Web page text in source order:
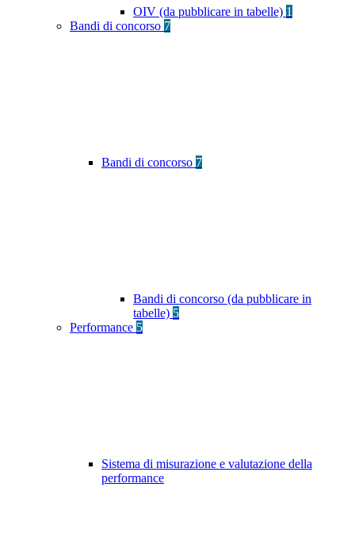
OIV (da pubblicare in tabelle) 1
Bandi di concorso 7
Bandi di concorso 7
Bandi di concorso (da pubblicare in
tabelle) 5
Performance 5
Sistema di misurazione e valutazione della
performance